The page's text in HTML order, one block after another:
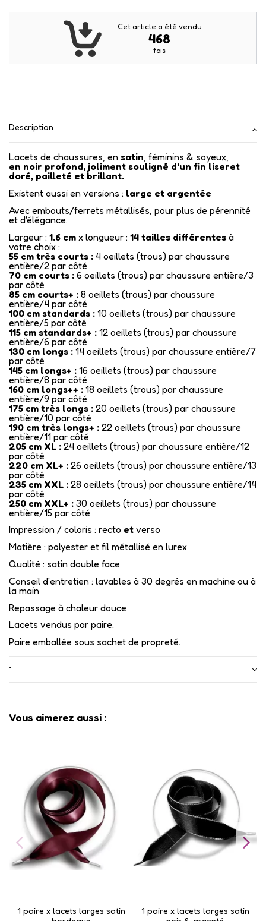
Cet article a été vendu
468
fois
Description
Lacets de chaussures, en satin, féminins & soyeux,
en noir profond, joliment souligné d'un fin liseret
doré, pailleté et brillant.
Existent aussi en versions : large et argentée
Avec embouts/ferrets métallisés , pour plus de pérennité
et d'élégance.
Largeur : 1.6 cm x longueur : 14 tailles différentes à
votre choix :
55 cm très courts : 4 oeillets (trous) par chaussure
entière/2 par côté
70 cm courts : 6 oeillets (trous) par chaussure entière/3
par côté
85 cm courts+ : 8 oeillets (trous) par chaussure
entière/4 par côté
100 cm standards : 10 oeillets (trous) par chaussure
entière/5 par côté
115 cm standards+ : 12 oeillets (trous) par chaussure
entière/6 par côté
130 cm longs : 14 oeillets (trous) par chaussure entière/7
par côté
145 cm longs+ : 16 oeillets (trous) par chaussure
entière/8 par côté
160 cm longs++ : 18 oeillets (trous) par chaussure
entière/9 par côté
175 cm très longs : 20 oeillets (trous) par chaussure
entière/10 par côté
190 cm très longs+ : 22 oeillets (trous) par chaussure
entière/11 par côté
205 cm XL : 24 oeillets (trous) par chaussure entière/12
par côté
220 cm XL+ : 26 oeillets (trous) par chaussure entière/13
par côté
235 cm XXL : 28 oeillets (trous) par chaussure entière/14
par côté
250 cm XXL+ : 30 oeillets (trous) par chaussure
entière/15 par côté
Impression / coloris : recto et verso
Matière : polyester et fil métallisé en lurex
Qualité : satin double face
Conseil d'entretien : lavables à 30 degrés en machine ou à
la main
Repassage à chaleur douce
Lacets vendus par paire.
Paire emballée sous sachet de propreté.
•
Vous aimerez aussi :
1 paire x lacets larges satin
1 paire x lacets larges satin